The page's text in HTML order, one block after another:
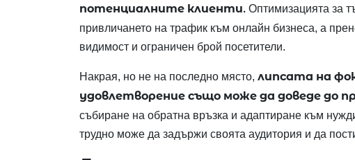
потенциалните клиенти. Оптимизацията за
привличането на трафик към онлайн бизнеса, а
видимост и ограничен брой посетители.
Накрая, но не на последно място, липсата на
удовлетворение също може да доведе до
събиране на обратна връзка и адаптиране към
трудно може да задържи своята аудитория и да